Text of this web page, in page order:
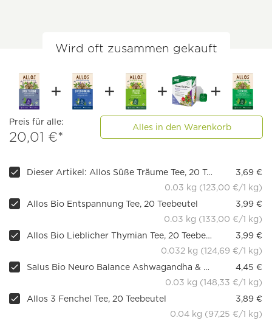
Wird oft zusammen gekauft
Preis für alle:
20,01 €*
Alles in den Warenkorb
Dieser Artikel: Allos Süße Träume Tee, 20 Teebeutel
3,69 €
0.03 kg (123,00 €/1 kg)
Allos Bio Entspannung Tee, 20 Teebeutel
3,99 €
0.03 kg (133,00 €/1 kg)
Allos Bio Lieblicher Thymian Tee, 20 Teebeutel
3,99 €
0.032 kg (124,69 €/1 kg)
Salus Bio Neuro Balance Ashwagandha & Hopfen Kräutertee, 15 FB
4,45 €
0.03 kg (148,33 €/1 kg)
Allos 3 Fenchel Tee, 20 Teebeutel
3,89 €
0.04 kg (97,25 €/1 kg)